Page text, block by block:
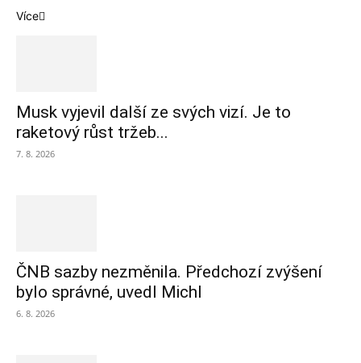
Více
Musk vyjevil další ze svých vizí. Je to
raketový růst tržeb...
7. 8. 2026
ČNB sazby nezměnila. Předchozí zvýšení
bylo správné, uvedl Michl
6. 8. 2026